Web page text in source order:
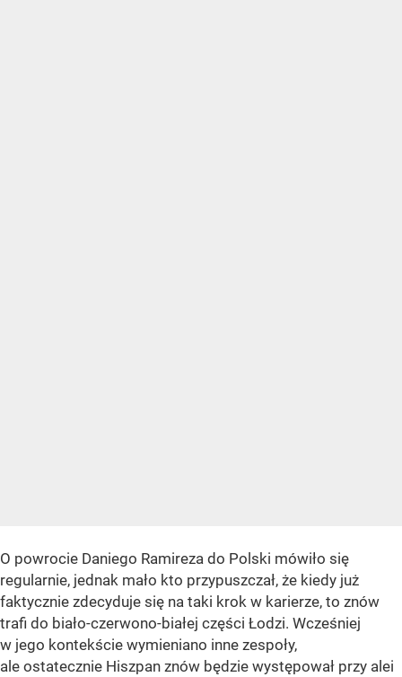
O powrocie Daniego Ramireza do Polski mówiło się
regularnie, jednak mało kto przypuszczał, że kiedy już
faktycznie zdecyduje się na taki krok w karierze, to znów
trafi do biało-czerwono-białej części Łodzi. Wcześniej
w jego kontekście wymieniano inne zespoły,
ale ostatecznie Hiszpan znów będzie występował przy alei